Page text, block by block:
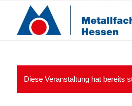
Diese Veranstaltung hat bereits